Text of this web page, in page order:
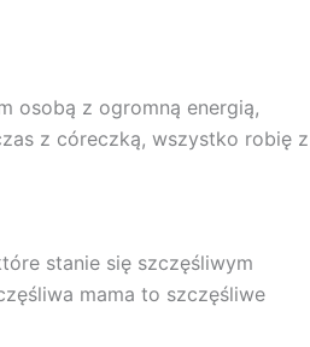
osobą z ogromną energią,
z córeczką, wszystko robię z
stanie się szczęśliwym
mama to szczęśliwe